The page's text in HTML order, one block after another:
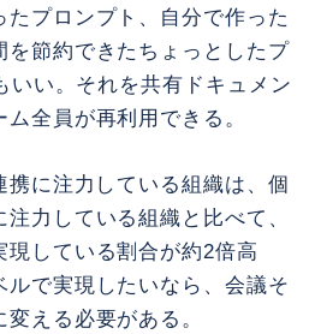
たプロンプト、自分で作った
を節約できたちょっとしたプ
い。それを共有ドキュメン
全員が再利用できる。
に注力している組織は、個
力している組織と比べて、
している割合が約2倍高
ルで実現したいなら、会議そ
える必要がある。